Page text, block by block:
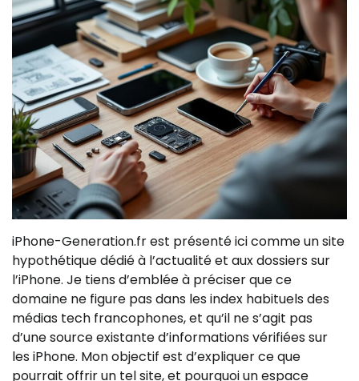
iPhone-Generation.fr est présenté ici comme un site
hypothétique dédié à l’actualité et aux dossiers sur
l’iPhone. Je tiens d’emblée à préciser que ce
domaine ne figure pas dans les index habituels des
médias tech francophones, et qu’il ne s’agit pas
d’une source existante d’informations vérifiées sur
les iPhone. Mon objectif est d’expliquer ce que
pourrait offrir un tel site, et pourquoi un espace